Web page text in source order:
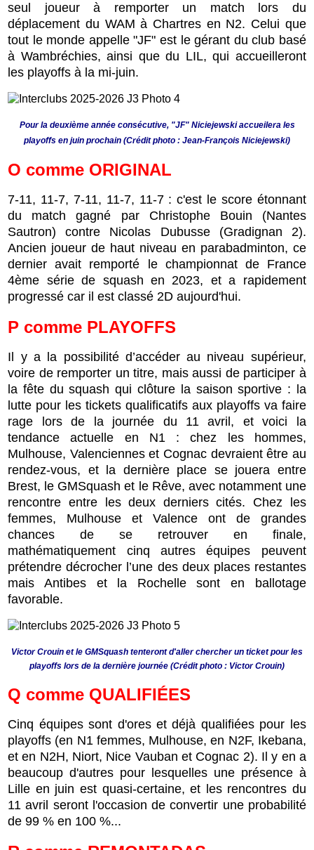
seul joueur à remporter un match lors du
déplacement du WAM à Chartres en N2. Celui que
tout le monde appelle "JF" est le gérant du club basé
à Wambréchies, ainsi que du LIL, qui accueilleront
les playoffs à la mi-juin.
Pour la deuxième année consécutive, "JF" Niciejewski accueilera les
playoffs en juin prochain (Crédit photo : Jean-François Niciejewski)
O comme ORIGINAL
7-11, 11-7, 7-11, 11-7, 11-7 : c'est le score étonnant
du match gagné par Christophe Bouin (Nantes
Sautron) contre Nicolas Dubusse (Gradignan 2).
Ancien joueur de haut niveau en parabadminton, ce
dernier avait remporté le championnat de France
4ème série de squash en 2023, et a rapidement
progressé car il est classé 2D aujourd'hui.
P comme PLAYOFFS
Il y a la possibilité d’accéder au niveau supérieur,
voire de remporter un titre, mais aussi de participer à
la fête du squash qui clôture la saison sportive : la
lutte pour les tickets qualificatifs aux playoffs va faire
rage lors de la journée du 11 avril, et voici la
tendance actuelle en N1 : chez les hommes,
Mulhouse, Valenciennes et Cognac devraient être au
rendez-vous, et la dernière place se jouera entre
Brest, le GMSquash et le Rêve, avec notamment une
rencontre entre les deux derniers cités. Chez les
femmes, Mulhouse et Valence ont de grandes
chances de se retrouver en finale,
mathématiquement cinq autres équipes peuvent
prétendre décrocher l’une des deux places restantes
mais Antibes et la Rochelle sont en ballotage
favorable.
Victor Crouin et le GMSquash tenteront d'aller chercher un ticket pour les
playoffs lors de la dernière journée (Crédit photo : Victor Crouin)
Q comme QUALIFIÉES
Cinq équipes sont d'ores et déjà qualifiées pour les
playoffs (en N1 femmes, Mulhouse, en N2F, Ikebana,
et en N2H, Niort, Nice Vauban et Cognac 2). Il y en a
beaucoup d'autres pour lesquelles une présence à
Lille en juin est quasi-certaine, et les rencontres du
11 avril seront l'occasion de convertir une probabilité
de 99 % en 100 %...